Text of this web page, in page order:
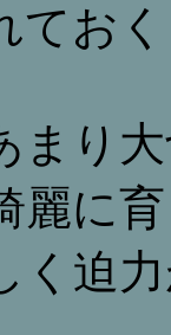
てお
まり
麗に
く迫